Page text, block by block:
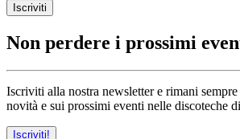
Iscriviti
Non perdere i prossimi
Iscriviti alla nostra newsletter e rimani
novità e sui prossimi eventi nelle discoteche
Iscriviti!